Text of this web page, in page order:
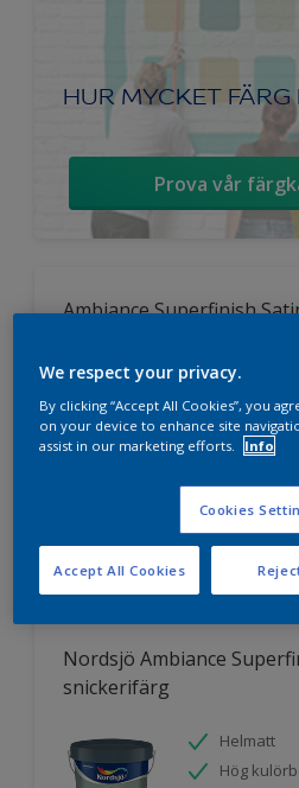
HUR MYCKET
Prova vår
Ambiance Superfinish
Halvblank
Jämföra
Nordsjö Ambiance
snickerifärg
Helmatt
Hög
We respect your privacy.
By clicking “Accept All Cookies”, you
on your device to enhance site
assist in our marketing efforts.
Info
Cookies
Accept All Cookies